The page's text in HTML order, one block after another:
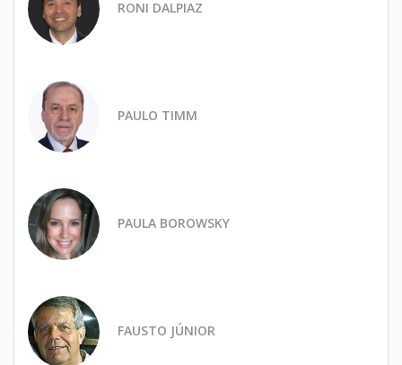
RONI DALPIAZ
PAULO TIMM
PAULA BOROWSKY
FAUSTO JÚNIOR